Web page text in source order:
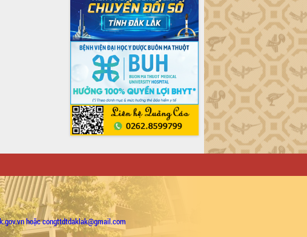
hoặc congttdtdaklak@gmail.com